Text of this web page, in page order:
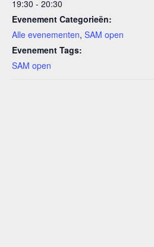
19:30 - 20:30
Evenement Categorieën:
Alle evenementen, SAM open
Evenement Tags:
SAM open